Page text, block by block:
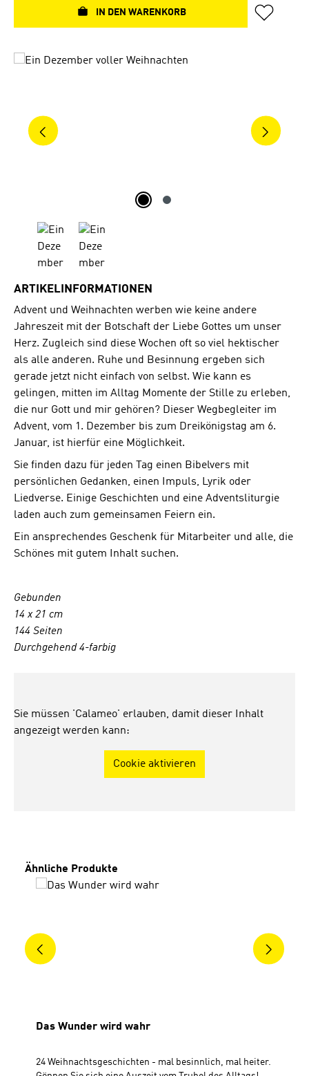
IN DEN WARENKORB
Bildergalerie überspringen
ARTIKELINFORMATIONEN
Advent und Weihnachten werben wie keine andere
Jahreszeit mit der Botschaft der Liebe Gottes um unser
Herz. Zugleich sind diese Wochen oft so viel hektischer
als alle anderen. Ruhe und Besinnung ergeben sich
gerade jetzt nicht einfach von selbst. Wie kann es
gelingen, mitten im Alltag Momente der Stille zu erleben,
die nur Gott und mir gehören? Dieser Wegbegleiter im
Advent, vom 1. Dezember bis zum Dreikönigstag am 6.
Januar, ist hierfür eine Möglichkeit.
Sie finden dazu für jeden Tag einen Bibelvers mit
persönlichen Gedanken, einen Impuls, Lyrik oder
Liedverse. Einige Geschichten und eine Adventsliturgie
laden auch zum gemeinsamen Feiern ein.
Ein ansprechendes Geschenk für Mitarbeiter und alle, die
Schönes mit gutem Inhalt suchen.
Gebunden
14 x 21 cm
144 Seiten
Durchgehend 4-farbig
Sie müssen 'Calameo' erlauben, damit dieser Inhalt
angezeigt werden kann:
Cookie aktivieren
Produktgalerie überspringen
Ähnliche Produkte
Das Wunder wird wahr
24 Weihnachtsgeschichten - mal besinnlich, mal heiter.